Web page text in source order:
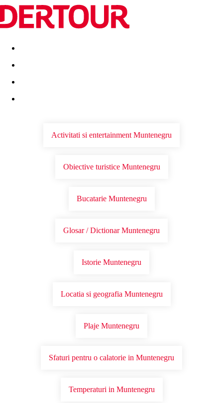
Destinatii Vacanta perfecta OFERTE DE NERATAT
Activitati si entertainment Muntenegru
Obiective turistice Muntenegru
Bucatarie Muntenegru
Glosar / Dictionar Muntenegru
Istorie Muntenegru
Locatia si geografia Muntenegru
Plaje Muntenegru
Sfaturi pentru o calatorie in Muntenegru
Temperaturi in Muntenegru